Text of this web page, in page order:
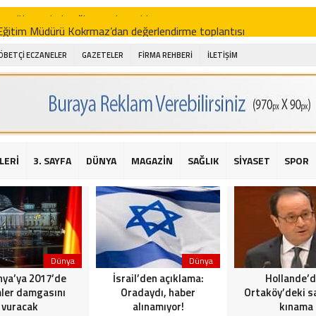
Müdürü Kokrmaz’dan değerlendirme toplantısı
Alibeyoğlu, Aile Destek Merkezini ziyaret etti
ıhlamur piyasalarda
şehitleri için bayraklı kayak gösterileri düzenlenecek
için yardım kermesi
2016 yılı değerlendirmesi
Sarıyer Çayırbaşı Cezayirli Hasan Paşa Camii’nde silahlı
Bahçeli’den Reina’ya düzenlenen terör saldırısına ilişkin açıklama
ECZANELER GAZETELER FİRMA REHBERİ İLETİŞİM
3. SAYFA DÜNYA MAGAZİN SAĞLIK SİYASET SPOR
Dünya
2017’de
damgasını
vuracak
Dünya
İsrail’den açıklama:
Oradaydı, haber
alınamıyor!
Ortaköy’deki
kınama